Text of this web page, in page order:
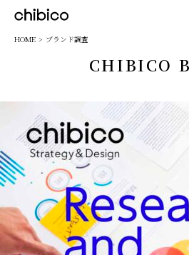
chibico
HOME ブランド調査
CHIBICO